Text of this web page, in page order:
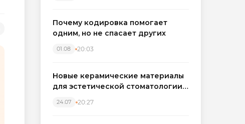
Почему кодировка помогает
одним, но не спасает других
01.08 20:03
Новые керамические материалы
для эстетической стоматологии
24.07 20:27